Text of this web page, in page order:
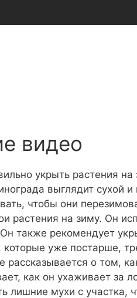
видео
укрыть растения
выглядит сухой и
чтобы они
растения на зиму. Он
также рекомендует
которые уже постарше,
рассказывается о том,
как он ухаживает за
лишние мухи с участка,